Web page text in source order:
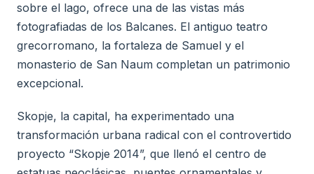
sobre el lago, ofrece una de las vistas más
fotografiadas de los Balcanes. El antiguo teatro
grecorromano, la fortaleza de Samuel y el
monasterio de San Naum completan un patrimonio
excepcional.
Skopje, la capital, ha experimentado una
transformación urbana radical con el controvertido
proyecto “Skopje 2014”, que llenó el centro de